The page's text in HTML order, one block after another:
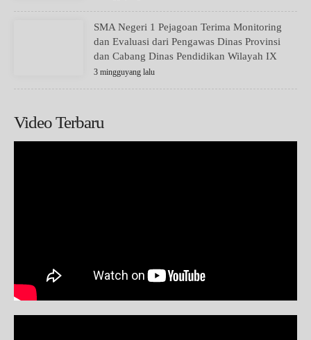
SMA Negeri 1 Pejagoan Terima Monitoring
dan Evaluasi dari Pengawas Dinas Provinsi
dan Cabang Dinas Pendidikan Wilayah IX
3 mingguyang lalu
Video Terbaru